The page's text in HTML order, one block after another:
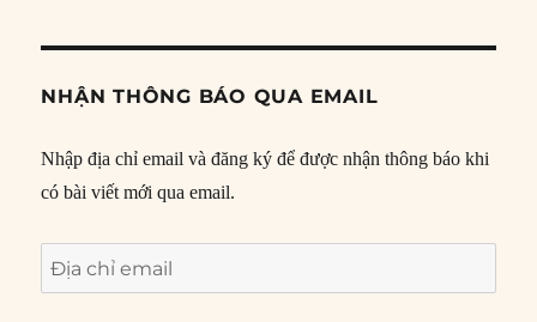
NHẬN THÔNG BÁO QUA EMAIL
Nhập địa chỉ email và đăng ký để được nhận thông báo khi
có bài viết mới qua email.
Địa
chỉ